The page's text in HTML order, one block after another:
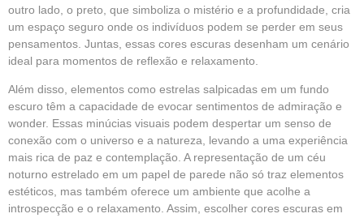
outro lado, o preto, que simboliza o mistério e a profundidade, cria
um espaço seguro onde os indivíduos podem se perder em seus
pensamentos. Juntas, essas cores escuras desenham um cenário
ideal para momentos de reflexão e relaxamento.
Além disso, elementos como estrelas salpicadas em um fundo
escuro têm a capacidade de evocar sentimentos de admiração e
wonder. Essas minúcias visuais podem despertar um senso de
conexão com o universo e a natureza, levando a uma experiência
mais rica de paz e contemplação. A representação de um céu
noturno estrelado em um papel de parede não só traz elementos
estéticos, mas também oferece um ambiente que acolhe a
introspecção e o relaxamento. Assim, escolher cores escuras em